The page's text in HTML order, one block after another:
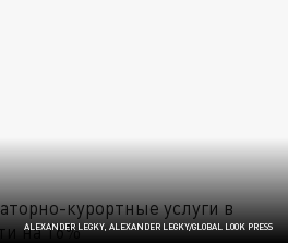
ALEXANDER LEGKY, ALEXANDER LEGKY/GLOBAL LOOK PRESS